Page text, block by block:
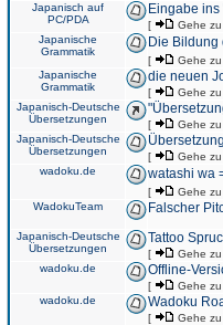
Japanisch auf
PC/PDA
Eingabe
[ Gehe
Japanische
Grammatik
Die Bildung
[ Gehe
Japanische
Grammatik
die neuen
[ Gehe
Japanisch-Deutsche
Übersetzungen
[ Gehe
Japanisch-Deutsche
Übersetzungen
[ Gehe
wadoku.de
watashi wa
[ Gehe
WadokuTeam
Falscher
Japanisch-Deutsche
Übersetzungen
Tattoo
[ Gehe
wadoku.de
Offline-
[ Gehe
wadoku.de
Wadoku
[ Gehe